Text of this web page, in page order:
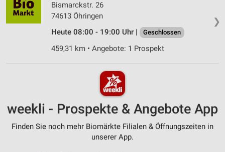
❯
Bismarckstr. 26
74613 Öhringen
Heute 08:00 - 19:00 Uhr |
Geschlossen
459,31 km • Angebote: 1 Prospekt
weekli - Prospekte & Angebote App
Finden Sie noch mehr Biomärkte Filialen & Öffnungszeiten in
unserer App.